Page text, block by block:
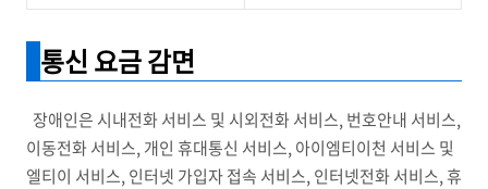
통신 요금 감면
장애인은 시내전화 서비스 및 시외전화 서비스, 번호안내 서비스,
이동전화 서비스, 개인 휴대통신 서비스, 아이엠티이천 서비스 및
엘티이 서비스, 인터넷 가입자 접속 서비스, 인터넷전화 서비스, 휴